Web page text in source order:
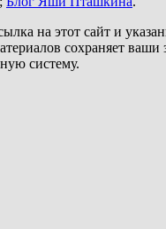
на этот сайт и
сохраняет ваши
систему.